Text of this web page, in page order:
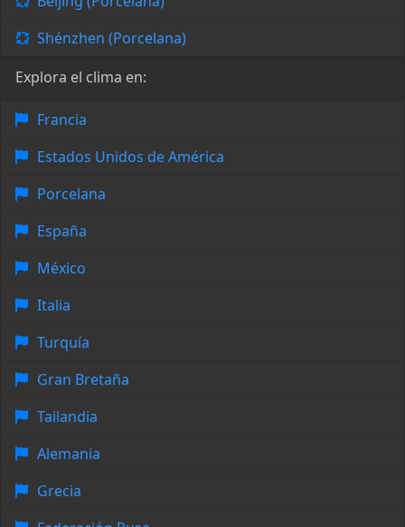
Shénzhen (Porcelana)
Explora el clima en:
Francia
Estados Unidos de América
Porcelana
España
México
Italia
Turquía
Gran Bretaña
Tailandia
Alemania
Grecia